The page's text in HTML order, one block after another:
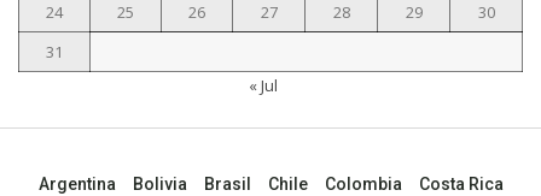
24
25 26 27 28 29
30
31
« Jul
Argentina Bolivia Brasil Chile Colombia
Costa Rica